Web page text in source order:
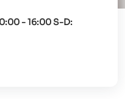
-16:00 S-D: